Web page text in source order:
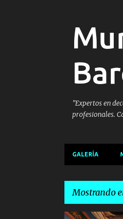
"Expertos en
profesionales.
GALERÍA
Mostrando